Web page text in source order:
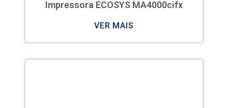
Impressora ECOSYS MA4000cifx
VER MAIS